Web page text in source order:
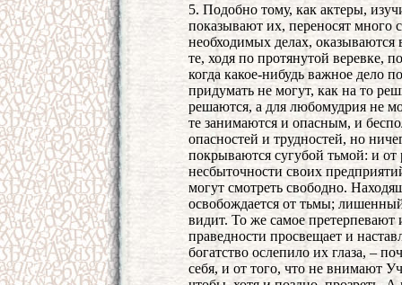
5. Подобно тому, как актеры,
показывают их, переносят много
необходимых делах,
те, ходя по протянутой веревке,
когда какое-нибудь важное дело
придумать не могут, как на то
решаются, а для любомудрия не
те занимаются и опасным, и
опасностей и трудностей, но
покрываются сугубой тьмой: и от
несбыточности своих
могут смотреть свободно.
освобождается от тьмы;
видит. То же самое претерпевают
праведности просвещает и
богатство ослепило их глаза, –
себя, и от того, что не внимают